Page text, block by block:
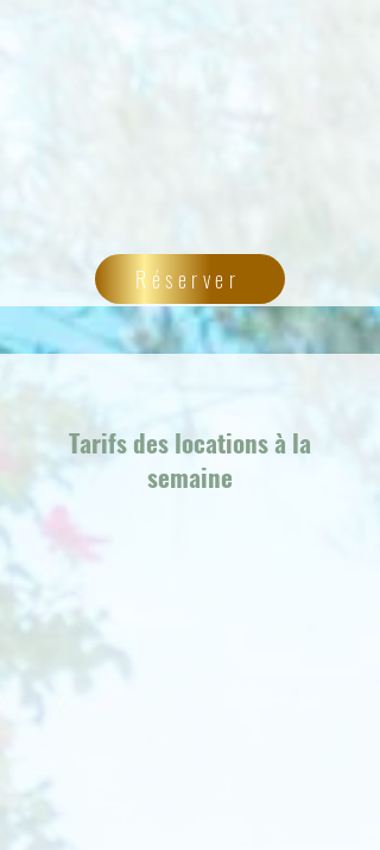
Réserver
Tarifs des locations à la
semaine